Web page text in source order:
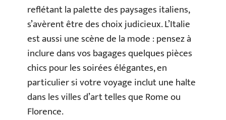
reflétant la palette des paysages italiens,
s’avèrent être des choix judicieux. L’Italie
est aussi une scène de la mode : pensez à
inclure dans vos bagages quelques pièces
chics pour les soirées élégantes, en
particulier si votre voyage inclut une halte
dans les villes d’art telles que Rome ou
Florence.